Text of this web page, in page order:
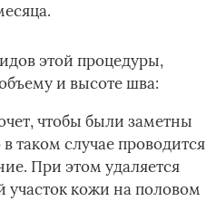
этой процедуры,
и высоте шва:
чтобы были заметны
таком случае проводится
При этом удаляется
участок кожи на половом